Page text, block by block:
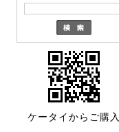
ケータイからご購入